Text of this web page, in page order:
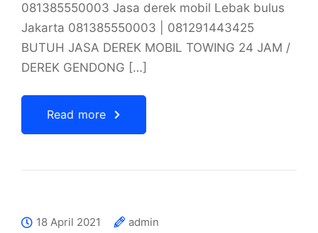
081385550003 Jasa derek mobil Lebak bulus
Jakarta 081385550003 | 081291443425
BUTUH JASA DEREK MOBIL TOWING 24 JAM /
DEREK GENDONG […]
Read more
18 April 2021
admin